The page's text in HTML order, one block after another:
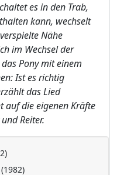
es in den Trab,
kann, wechselt
Nähe
im Wechsel der
Pony mit einem
Ist es richtig
das Lied
auf die eigenen Kräfte
Reiter.
(1982)